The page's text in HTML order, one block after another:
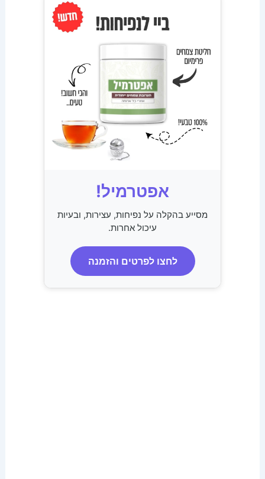
אפטרמיל!
מסייע בהקלה על נפיחות, עצירות, ובעיות
עיכול אחרות.
לחצו לפרטים והזמנה